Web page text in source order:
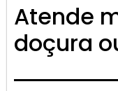
Atende
doçura